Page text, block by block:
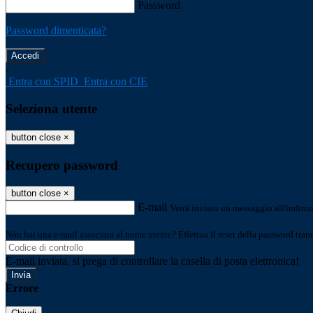
Password
Password dimenticata?
-
Entra con SPID Entra con CIE
Seleziona utente
button close ×
Recupero password
button close ×
E-mail Verrà inviato un messaggio
Non hai una e-mail associata al nome utente? Effettua il reset della password
E-mail inviata, si prega di controllare la casella di posta elettronica!
Errore